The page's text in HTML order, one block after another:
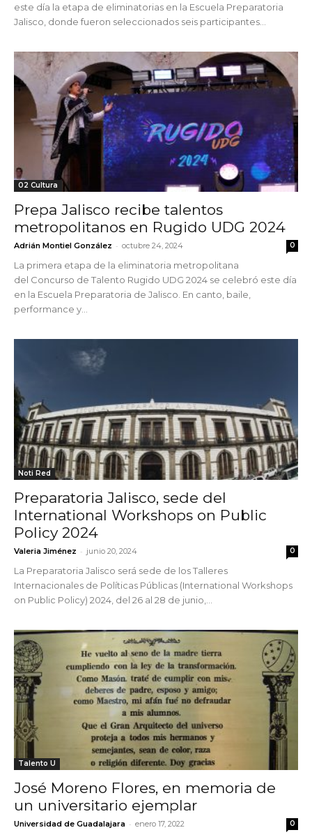
este día la etapa de eliminatorias en la Escuela Preparatoria
Jalisco, donde fueron seleccionados seis participantes...
02 Cultura
Prepa Jalisco recibe talentos
metropolitanos en Rugido UDG 2024
Adrián Montiel González - octubre 24, 2024 0
La primera etapa de la eliminatoria metropolitana
del Concurso de Talento Rugido UDG 2024 se celebró este día
en la Escuela Preparatoria de Jalisco. En canto, baile,
performance y...
Noti Red
Preparatoria Jalisco, sede del
International Workshops on Public
Policy 2024
Valeria Jiménez - junio 20, 2024 0
La Preparatoria Jalisco será sede de los Talleres
Internacionales de Políticas Públicas (International Workshops
on Public Policy) 2024, del 26 al 28 de junio,...
Talento U
José Moreno Flores, en memoria de
un universitario ejemplar
Universidad de Guadalajara - enero 17, 2022 0